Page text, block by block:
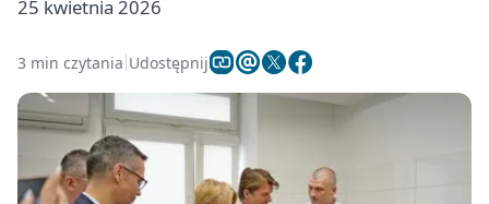
25 kwietnia 2026
3 min czytania Udostępnij